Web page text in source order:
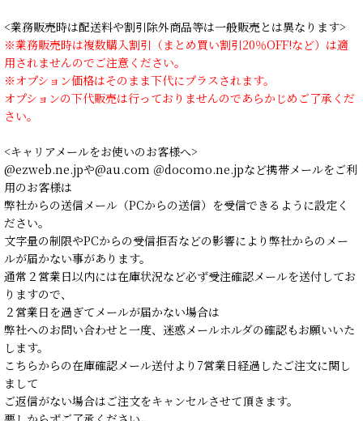
<業務販売時は配送料や割引除外商品等は一般販売とは異なります>
※業務販売時は複数購入割引（まとめ買い割引20％OFF!など）は適
用されませんのでご注意ください。
※オプション価格はそのまま下代にプラスされます。
オプションの下代販売は行っておりませんのであらかじめご了承くだ
さい。
<キャリアメールをお使いのお客様へ>
@ezweb.ne.jpや@au.com ＠docomo.ne.jpなど携帯メールをご利
用のお客様は
弊社からの送信メール（PCからの送信）を受信できるように設定く
ださい。
文字量の制限やPCからの受信拒否などの影響により弊社からのメー
ルが届かない事があります。
通常２営業日以内には在庫状況など必ず受注確認メールを送付してお
りますので、
２営業日を過ぎてメールが届かない場合は
弊社へのお問い合わせと一度、迷惑メールホルダの確認もお願いいた
します。
こちらからの在庫確認メール送付より7営業日経過したご注文に関し
まして
ご返信がない場合はご注文をキャンセルさせて頂きます。